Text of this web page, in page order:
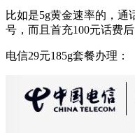
比如是5g黄金速率的，通
号，而且首充100元话费
电信29元185g套餐办理：